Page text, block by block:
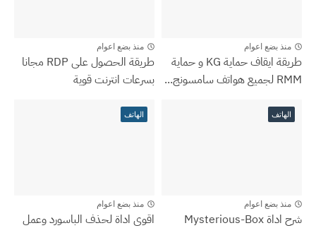
منذ بضع اعوام
طريقة ايقاف حماية KG و حماية
RMM لجميع هواتف سامسونج...
منذ بضع اعوام
طريقة الحصول على RDP مجانا
بسرعات انترنت قوية
الهاتف
منذ بضع اعوام
شرح اداة Mysterious-Box
الهاتف
منذ بضع اعوام
اقوى اداة لحذف الباسورد وعمل